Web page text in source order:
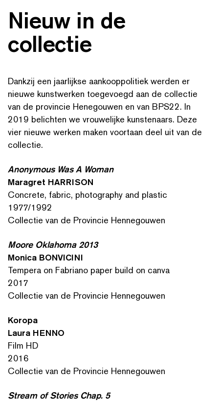
ZOEK OP TREFWOORDEN
Nieuw in de
collectie
Dankzij een jaarlijkse aankoop­poli­tiek werden er
nieuwe kunstwerken toegevoegd aan de collectie
van de provincie Henegouwen en van BPS22. In
2019 belichten we vrouwelijke kunstenaars. Deze
vier nieuwe werken maken voortaan deel uit van de
collectie.
Anonymous Was A Woman
Maragret HARRISON
Concrete, fabric, photography and plastic
1977/1992
Collectie van de Provincie Hennegouwen
Moore Oklahoma 2013
Monica BONVICINI
Tempera on Fabriano paper build on canva
2017
Collectie van de Provincie Hennegouwen
Koropa
Laura HENNO
Film HD
2016
Collectie van de Provincie Hennegouwen
Stream of Stories Chap. 5